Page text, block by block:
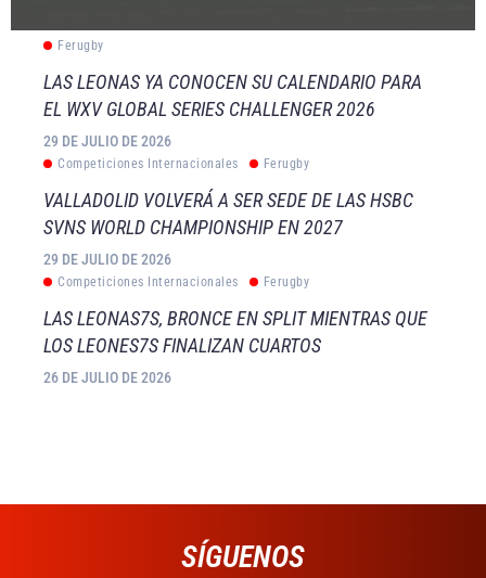
Ferugby
LAS LEONAS YA CONOCEN SU CALENDARIO PARA
EL WXV GLOBAL SERIES CHALLENGER 2026
29 DE JULIO DE 2026
Competiciones Internacionales Ferugby
VALLADOLID VOLVERÁ A SER SEDE DE LAS HSBC
SVNS WORLD CHAMPIONSHIP EN 2027
29 DE JULIO DE 2026
Competiciones Internacionales Ferugby
LAS LEONAS7S, BRONCE EN SPLIT MIENTRAS QUE
LOS LEONES7S FINALIZAN CUARTOS
26 DE JULIO DE 2026
SÍGUENOS